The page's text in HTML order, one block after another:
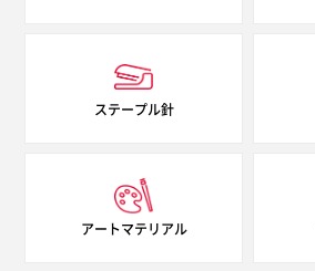
ステープル針
アートマテリアル